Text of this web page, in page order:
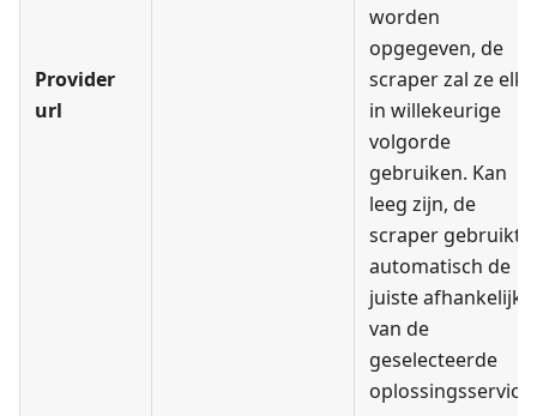
Provider
url
worden
opgegeven, de
scraper zal ze elk
in willekeurige
volgorde
gebruiken. Kan
leeg zijn, de
scraper gebruikt
automatisch de
juiste afhankelijk
van de
geselecteerde
oplossingsservice